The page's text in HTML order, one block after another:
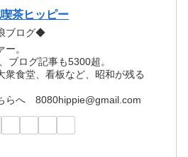
茶ヒッピー
ブログ◆
。
ブログ記事も5300超。
衆食堂、看板など、昭和が残る
らへ 8080hippie@gmail.com